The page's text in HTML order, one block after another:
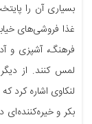
بسیاری آن را
غذا فروشی‌های
فرهنگ، آشپزی و
بکر و